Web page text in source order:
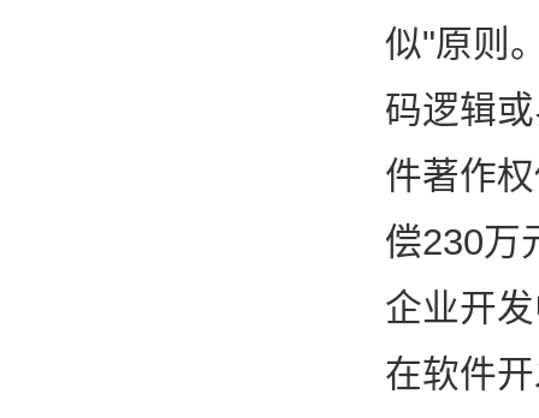
似"原则
码逻辑
件著作
偿230万
企业开
在软件